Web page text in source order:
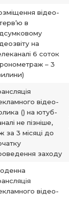
відео-
в
на
6 соток
– 3
відео-
() на ютуб-
не пізніше,
за 3 місяці до
заходу
відео-